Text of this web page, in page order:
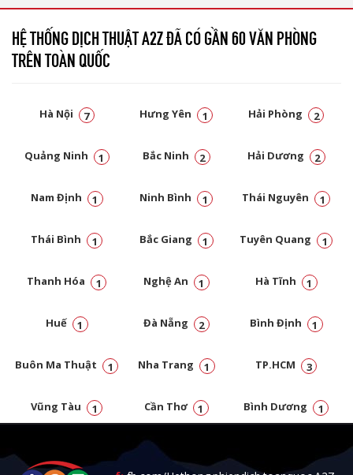
HỆ THỐNG DỊCH THUẬT A2Z ĐÃ CÓ GẦN 60 VĂN PHÒNG
TRÊN TOÀN QUỐC
Hà Nội 7 Hưng Yên 1 Hải Phòng 2
Quảng Ninh 1 Bắc Ninh 2 Hải Dương 2
Nam Định 1 Ninh Bình 1 Thái Nguyên 1
Thái Bình 1 Bắc Giang 1 Tuyên Quang 1
Thanh Hóa 1 Nghệ An 1 Hà Tĩnh 1
Huế 1 Đà Nẵng 2 Bình Định 1
Buôn Ma Thuật 1 Nha Trang 1 TP.HCM 3
Vũng Tàu 1 Cần Thơ 1 Bình Dương 1